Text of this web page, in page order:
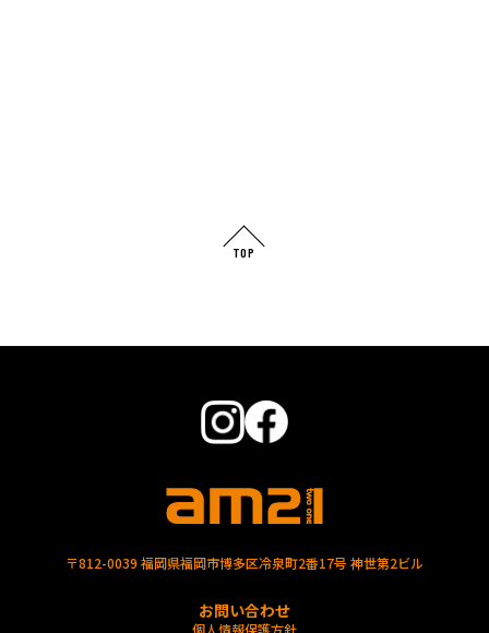
TOP
〒812-0039 福岡県福岡市博多区冷泉町2番17号 神世第2ビル
お問い合わせ
個人情報保護方針